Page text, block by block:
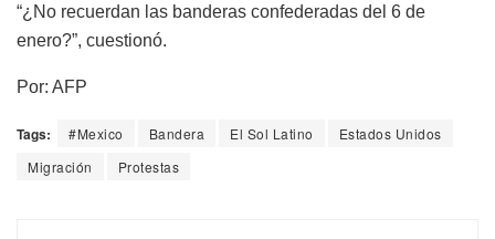
“¿No recuerdan las banderas confederadas del 6 de
enero?”, cuestionó.
Por: AFP
Tags: #Mexico Bandera El Sol Latino
Estados Unidos
Migración
Protestas